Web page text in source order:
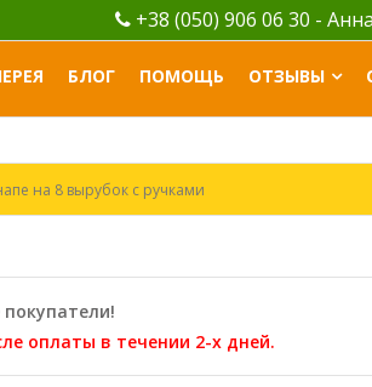
+38 (050) 906 06 30 -
БЛОГ ПОМОЩЬ ОТЗЫВЫ
на 8 вырубок с ручками
оплаты в течении 2-х дней.